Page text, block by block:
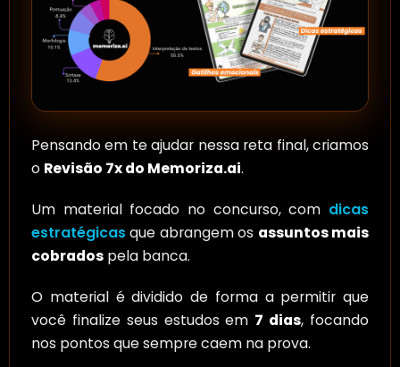
Pensando em te ajudar nessa reta final, criamos
o Revisão 7x do Memoriza.ai.
Um material focado no concurso, com dicas
estratégicas que abrangem os assuntos mais
cobrados pela banca.
O material é dividido de forma a permitir que
você finalize seus estudos em 7 dias, focando
nos pontos que sempre caem na prova.